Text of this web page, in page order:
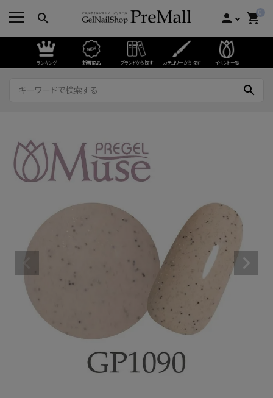
search person 0
shopping_cart
ランキング 新着商品 ブランドから探す カテゴリーから探す イベント一覧
search